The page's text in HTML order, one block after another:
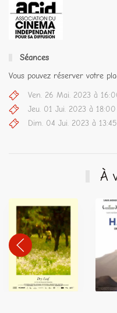
Séances
Vous pouvez réserver votre
Ven. 26 Mai. 2023 à
Jeu. 01 Jui. 2023 à 18:00
Dim. 04 Jui. 2023 à 13:45
À